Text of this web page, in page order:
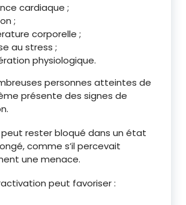
cardiaque ;
;
corporelle ;
au stress ;
physiologique.
personnes atteintes de
présente des signes de
peut rester bloqué dans un état
comme s’il percevait
une menace.
peut favoriser :